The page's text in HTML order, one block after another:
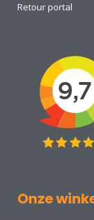
Retour portal
Onze